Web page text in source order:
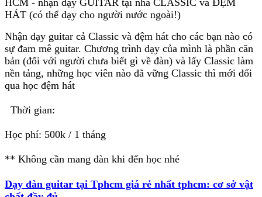
HÁT (có thể dạy cho người nước ngoài!)
Nhận dạy guitar cả Classic và đệm hát cho các bạn nào có
sự đam mê guitar. Chương trình dạy của mình là phần căn
bản (đối với người chưa biết gì về đàn) và lấy Classic làm
nền tảng, những học viên nào đã vững Classic thì mới đổi
qua học đệm hát
Thời gian:
Học phí: 500k / 1 tháng
** Không cần mang đàn khi đến học nhé
Dạy đàn guitar tại Tphcm giá rẻ nhất tphcm: cơ sở vật